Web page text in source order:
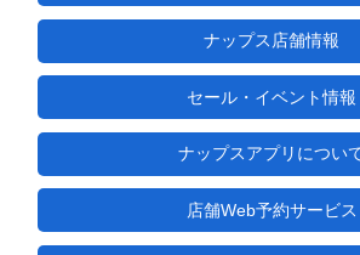
ナップス店舗情報
セール・イベント情報
ナップスアプリについ
店舗Web予約サービス